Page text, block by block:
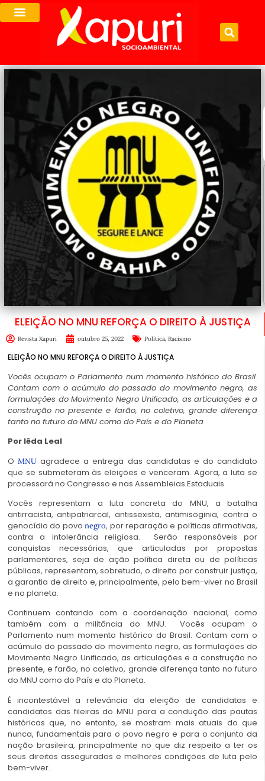
ELEIÇÃO NO MNU REFORÇA O DIREITO À JUSTIÇA
Revista Xapuri outubro 25, 2022 Política, Racismo
ELEIÇÃO NO MNU REFORÇA O DIREITO À JUSTIÇA
Vocês ocupam o Parlamento num momento histórico do Brasil.
Contam com o acúmulo do passado do movimento negro, as
formulações do Movimento Negro Unificado, as articulações e a
construção no presente e farão, no coletivo, grande diferença
tanto no futuro do MNU como do País e do Planeta
Por Iêda Leal
OMNU agradece a entrega das candidatas e do candidato
que se submeteram às eleições e venceram. Agora, a luta se
processará no Congresso e nas Assembleias Estaduais.
Vocês representam a luta concreta do MNU, a batalha
antirracista, antipatriarcal, antissexista, antimisoginia, contra o
genocídio do povonegro, por reparação e políticas afirmativas,
contra a intolerância religiosa. Serão responsáveis por
conquistas necessárias, que articuladas por propostas
parlamentares, seja de ação política direta ou de políticas
públicas, representam, sobretudo, o direito por construir justiça,
a garantia de direito e, principalmente, pelo bem-viver no Brasil
e no planeta.
Continuem contando com a coordenação nacional, como
também com a militância do MNU. Vocês ocupam o
Parlamento num momento histórico do Brasil. Contam com o
acúmulo do passado do movimento negro, as formulações do
Movimento Negro Unificado, as articulações e a construção no
presente, e farão, no coletivo, grande diferença tanto no futuro
do MNU como do País e do Planeta.
É incontestável a relevância da eleição de candidatas e
candidatos das fileiras do MNU para a condução das pautas
históricas que, no entanto, se mostram mais atuais do que
nunca, fundamentais para o povo negro e para o conjunto da
nação brasileira, principalmente no que diz respeito a ter os
seus direitos assegurados e melhores condições de luta pelo
bem-viver.